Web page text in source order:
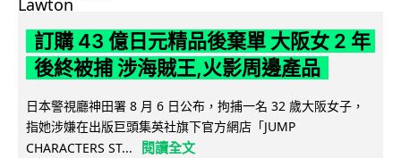
訂購 43 億日元精品後棄單 大阪女 2 年
後終被捕 涉海賊王,火影周邊產品
日本警視廳神田署 8 月 6 日公布，拘捕一名 32 歲大阪女子，
指她涉嫌在出版巨頭集英社旗下官方網店「JUMP
CHARACTERS ST...
閱讀全文